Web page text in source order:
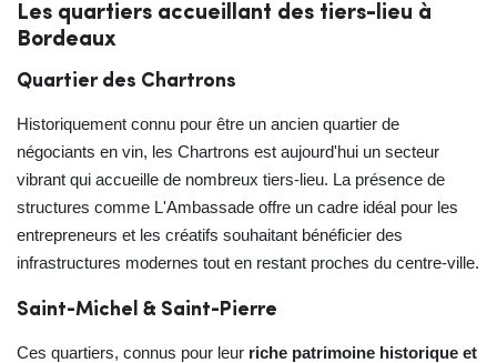
Les quartiers accueillant des tiers-lieu à
Bordeaux
Quartier des Chartrons
Historiquement connu pour être un ancien quartier de
négociants en vin, les Chartrons est aujourd'hui un secteur
vibrant qui accueille de nombreux tiers-lieu. La présence de
structures comme L'Ambassade offre un cadre idéal pour les
entrepreneurs et les créatifs souhaitant bénéficier des
infrastructures modernes tout en restant proches du centre-ville.
Saint-Michel & Saint-Pierre
Ces quartiers, connus pour leur riche patrimoine historique et